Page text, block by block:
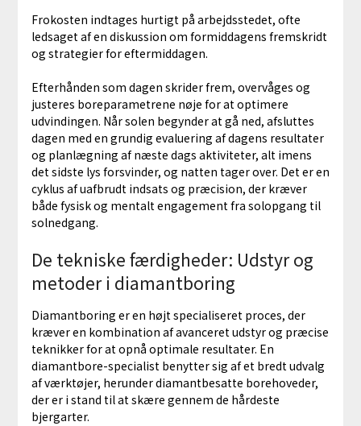
Frokosten indtages hurtigt på arbejdsstedet, ofte
ledsaget af en diskussion om formiddagens fremskridt
og strategier for eftermiddagen.
Efterhånden som dagen skrider frem, overvåges og
justeres boreparametrene nøje for at optimere
udvindingen. Når solen begynder at gå ned, afsluttes
dagen med en grundig evaluering af dagens resultater
og planlægning af næste dags aktiviteter, alt imens
det sidste lys forsvinder, og natten tager over. Det er en
cyklus af uafbrudt indsats og præcision, der kræver
både fysisk og mentalt engagement fra solopgang til
solnedgang.
De tekniske færdigheder: Udstyr og
metoder i diamantboring
Diamantboring er en højt specialiseret proces, der
kræver en kombination af avanceret udstyr og præcise
teknikker for at opnå optimale resultater. En
diamantbore-specialist benytter sig af et bredt udvalg
af værktøjer, herunder diamantbesatte borehoveder,
der er i stand til at skære gennem de hårdeste
bjergarter.